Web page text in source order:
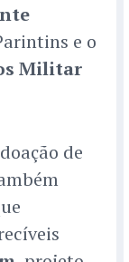
e o
Militar
de